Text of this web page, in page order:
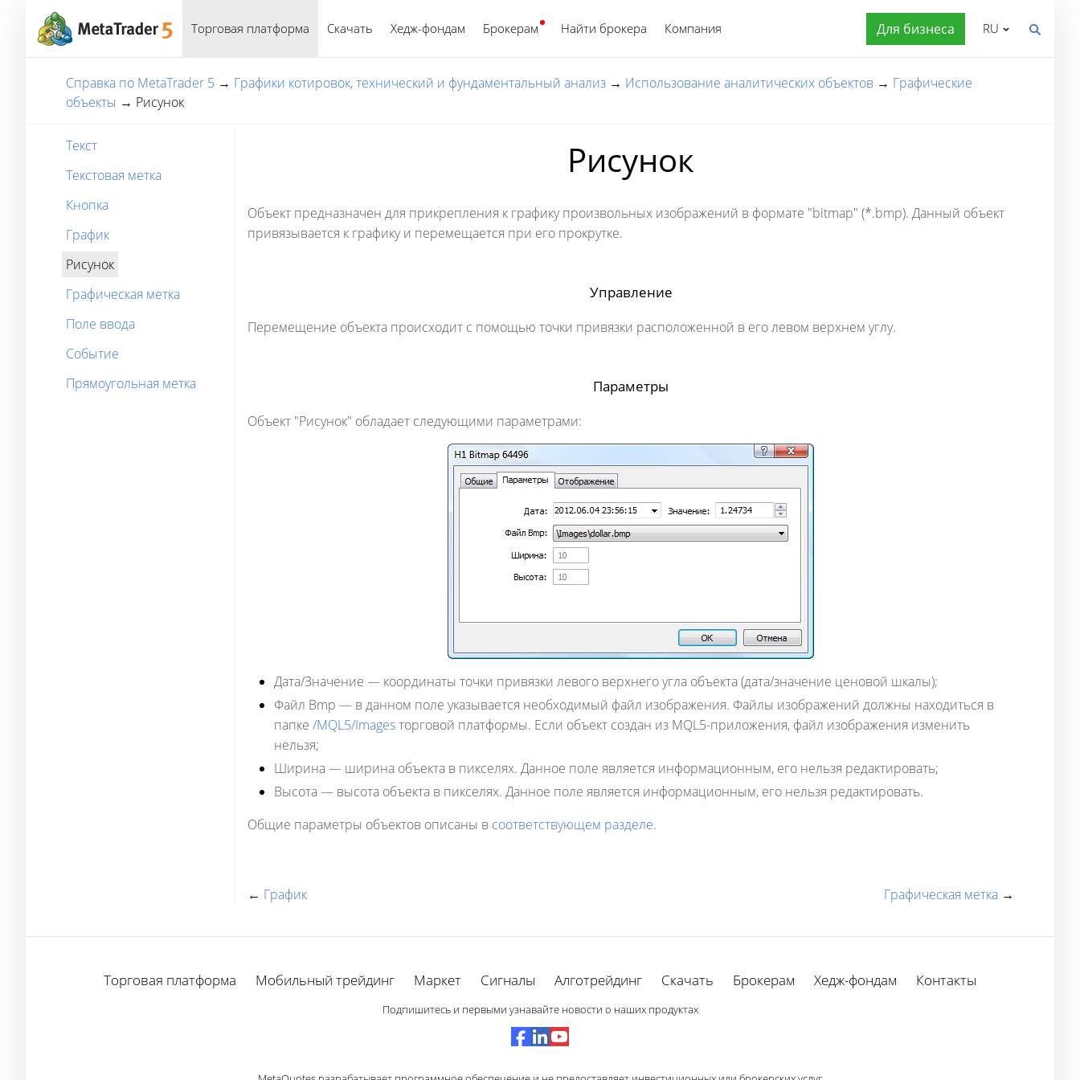
Торговая платформа Скачать Хедж-фондам Брокерам Найти брокера Компания Для бизнеса
Русский RU
Справка по MetaTrader 5 → Графики котировок, технический и фундаментальный анализ → Использование аналитических объектов → Графические
объекты → Рисунок
Текст
Текстовая метка
Кнопка
График
Рисунок
Графическая метка
Поле ввода
Событие
Прямоугольная метка
Рисунок
Объект предназначен для прикрепления к графику произвольных изображений в формате "bitmap" (*.bmp). Данный объект
привязывается к графику и перемещается при его прокрутке.
Управление
Перемещение объекта происходит с помощью точки привязки расположенной в его левом верхнем углу.
Параметры
Объект "Рисунок" обладает следующими параметрами:
Дата/Значение — координаты точки привязки левого верхнего угла объекта (дата/значение ценовой шкалы);
Файл Bmp — в данном поле указывается необходимый файл изображения. Файлы изображений должны находиться в
папке /MQL5/Imagesторговой платформы. Если объект создан из MQL5-приложения, файл изображения изменить
нельзя;
Ширина— ширина объекта в пикселях. Данное поле является информационным, его нельзя редактировать;
Высота— высота объекта в пикселях. Данное поле является информационным, его нельзя редактировать.
Общие параметры объектов описаны в соответствующем разделе.
← График Графическая метка →
Торговая платформа Мобильный трейдинг Маркет Сигналы Алготрейдинг Скачать Брокерам Хедж-фондам Контакты
Подпишитесь и первыми узнавайте новости о наших продуктах